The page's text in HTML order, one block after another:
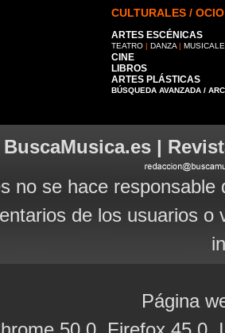
CULTURALES / OCIO
ARTES ESCÉNICAS
TEATRO | DANZA |
CINE
LIBROS
ARTES PLÁSTICAS
BÚSQUEDA AVANZADA /
BuscaMusica.es |
no se hace
de los usuarios
Página